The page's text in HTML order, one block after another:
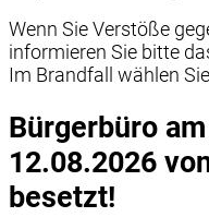
Wenn Sie Verstöße
informieren Sie bitte
Im Brandfall wählen
Bürgerbüro
12.08.2026
besetzt!